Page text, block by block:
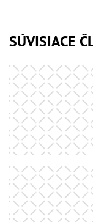
SÚVISIACE